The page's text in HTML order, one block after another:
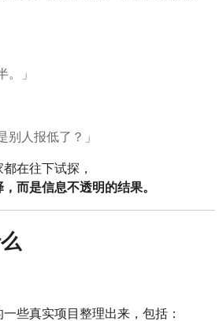
。」
别人报低了？」
在往下试探，
而是信息不透明的结果。
些真实项目整理出来，包括：